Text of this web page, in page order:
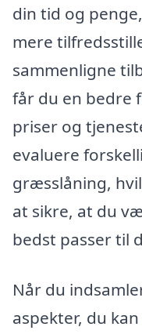
din tid og
mere
sammenligne
får du en bedre
priser og
evaluere
græsslåning,
at sikre, at du
bedst passer til
Når du
aspekter, du